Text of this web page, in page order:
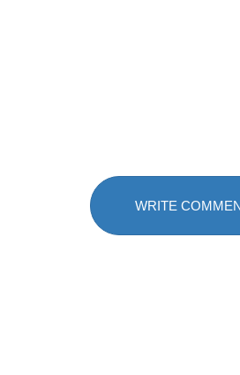
WRITE